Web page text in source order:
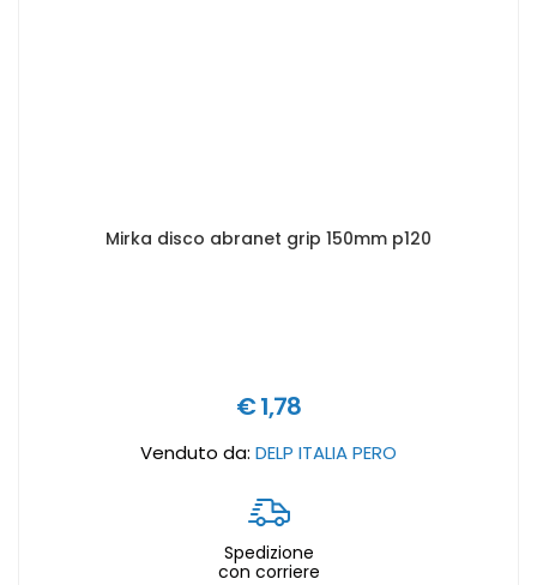
Mirka disco abranet grip 150mm p120
€ 1,78
Venduto da: DELP ITALIA PERO
Spedizione
con corriere